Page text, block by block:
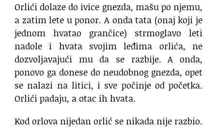
Orlići dolaze do ivice gnezda, mašu po njemu,
a zatim lete u ponor. A onda tata (onaj koji je
jednom hvatao grančice) strmoglavo leti
nadole i hvata svojim leđima orlića, ne
dozvoljavajući mu da se razbije. A onda,
ponovo ga donese do neudobnog gnezda, opet
se nalazi na litici, i sve počinje od početka.
Orlići padaju, a otac ih hvata.
Kod orlova nijedan orlić se nikada nije razbio.